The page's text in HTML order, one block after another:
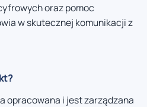
oraz pomoc
w skutecznej komunikacji z
opracowana i jest zarządzana